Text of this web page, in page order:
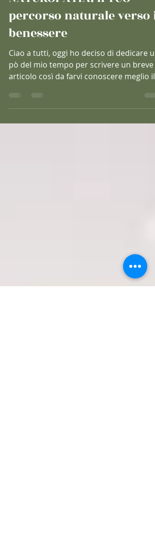
ilGustoelaSalute Lucrezia
22 ago 2025
Tempo di lettura: 4 min
NATUROPATIA: il TUO
percorso naturale verso il
benessere
pò del mio tempo per scrivere un breve